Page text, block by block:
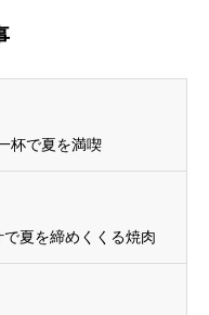
杯で夏を満喫
で夏を締めくくる焼肉